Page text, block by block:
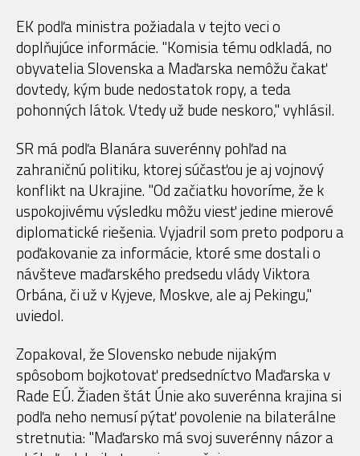
EK podľa ministra požiadala v tejto veci o
doplňujúce informácie. "Komisia tému odkladá, no
obyvatelia Slovenska a Maďarska nemôžu čakať
dovtedy, kým bude nedostatok ropy, a teda
pohonných látok. Vtedy už bude neskoro," vyhlásil.
SR má podľa Blanára suverénny pohľad na
zahraničnú politiku, ktorej súčasťou je aj vojnový
konflikt na Ukrajine. "Od začiatku hovoríme, že k
uspokojivému výsledku môžu viesť jedine mierové
diplomatické riešenia. Vyjadril som preto podporu a
poďakovanie za informácie, ktoré sme dostali o
návšteve maďarského predsedu vlády Viktora
Orbána, či už v Kyjeve, Moskve, ale aj Pekingu,"
uviedol.
Zopakoval, že Slovensko nebude nijakým
spôsobom bojkotovať predsedníctvo Maďarska v
Rade EÚ. Žiaden štát Únie ako suverénna krajina si
podľa neho nemusí pýtať povolenie na bilaterálne
stretnutia: "Maďarsko má svoj suverénny názor a